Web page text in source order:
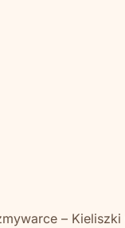
– Kieliszki